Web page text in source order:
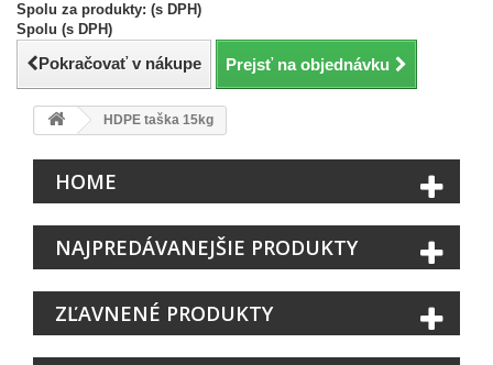
Spolu za produkty: (s DPH)
Spolu (s DPH)
Pokračovať v nákupe Prejsť na objednávku
HDPE taška 15kg
HOME
NAJPREDÁVANEJŠIE PRODUKTY
ZĽAVNENÉ PRODUKTY